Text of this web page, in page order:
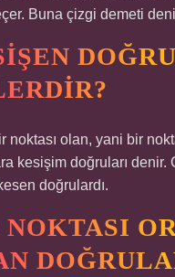
Buna çizgi demeti
noktası olan, yani bir
kesişim doğruları denir.
doğrulardı.